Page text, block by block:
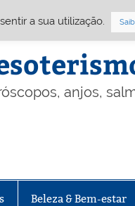
anjos,
Beleza & Bem-estar
a sua utilização.